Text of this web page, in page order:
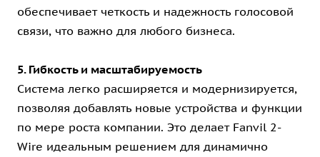
обеспечивает четкость и надежность голосовой
связи, что важно для любого бизнеса.
5. Гибкость и масштабируемость
Система легко расширяется и модернизируется,
позволяя добавлять новые устройства и функции
по мере роста компании. Это делает Fanvil 2-
Wire идеальным решением для динамично